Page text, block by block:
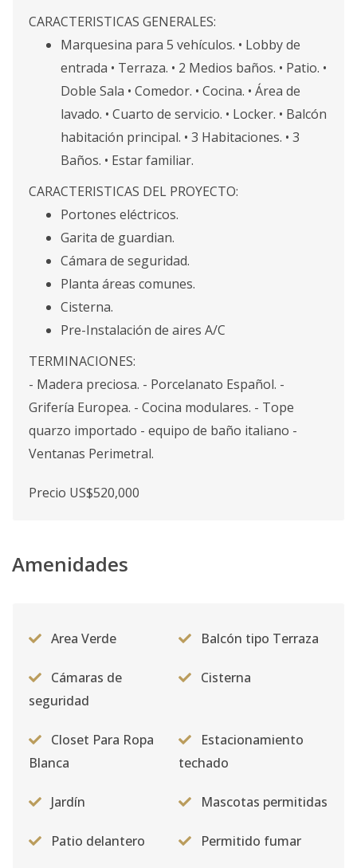
CARACTERISTICAS GENERALES:
Marquesina para 5 vehículos. • Lobby de
entrada • Terraza. • 2 Medios baños. • Patio. •
Doble Sala • Comedor. • Cocina. • Área de
lavado. • Cuarto de servicio. • Locker. • Balcón
habitación principal. • 3 Habitaciones. • 3
Baños. • Estar familiar.
CARACTERISTICAS DEL PROYECTO:
Portones eléctricos.
Garita de guardian.
Cámara de seguridad.
Planta áreas comunes.
Cisterna.
Pre-Instalación de aires A/C
TERMINACIONES:
- Madera preciosa. - Porcelanato Español. -
Grifería Europea. - Cocina modulares. - Tope
quarzo importado - equipo de baño italiano -
Ventanas Perimetral.
Precio US$520,000
Amenidades
Area Verde Balcón tipo Terraza
Cámaras de
seguridad
Cisterna
Closet Para Ropa
Blanca
Estacionamiento
techado
Jardín Mascotas permitidas
Patio delantero Permitido fumar